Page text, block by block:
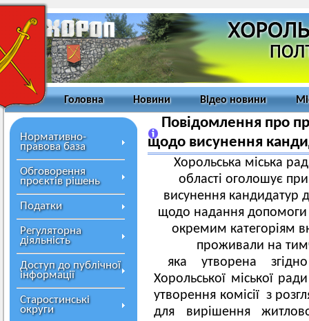
Головна Новини Відео новини
Нормативно-
правова база
Обговорення
проєктів рішень
Податки
Регуляторна
діяльність
Доступ до публічної
інформації
Старостинські
округи
Повідомлення про
щодо висунення
Хорольська міська
області оголошує
висунення кандидатур
щодо надання допомоги
окремим категоріям
проживали на
яка утворена
Хорольської міської
утворення комісії з
для вирішення